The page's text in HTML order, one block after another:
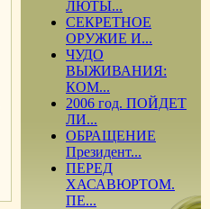
ЛЮТЫ...
СЕКРЕТНОЕ
ОРУЖИЕ И...
ЧУДО
ВЫЖИВАНИЯ:
КОМ...
2006 год. ПОЙДЕТ
ЛИ...
ОБРАЩЕНИЕ
Президент...
ПЕРЕД
ХАСАВЮРТОМ.
ПЕ...